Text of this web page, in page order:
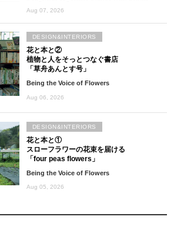
Aug 07, 2026
花と本と②
植物と人をそっとつなぐ書店
「草舟あんとす号」
Being the Voice of Flowers
Aug 06, 2026
DESIGN&INTERIORS
花と本と①
スローフラワーの花束を届ける
「four peas flowers」
Being the Voice of Flowers
Aug 05, 2026
DESIGN&INTERIORS